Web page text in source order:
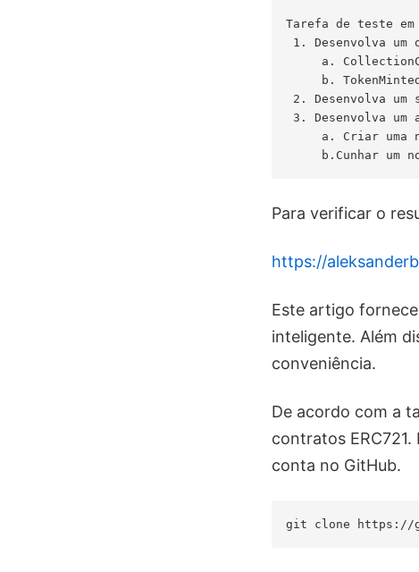
Tarefa de teste
1. Desenvolva
a.
b.
2. Desenvolva um
3. Desenvolva
a. Criar uma
Para verificar o
https://
Este artigo
inteligente. Além
conveniência.
De acordo com a
contratos
conta no GitHub.